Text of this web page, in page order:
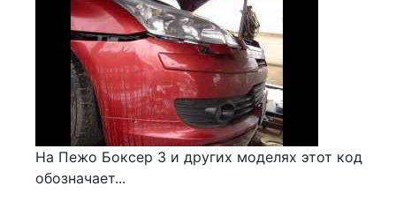
На Пежо Боксер 3 и других моделях этот код
обозначает...